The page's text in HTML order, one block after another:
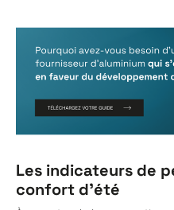
Les indicateurs de
confort d’été